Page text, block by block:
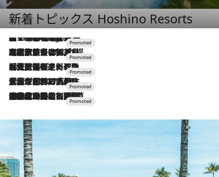
新着トピックス Hoshino Resorts
2 Hours Ago
【トンボの足水浴】ヒノキの香りに包まれて涼感マックス！約13℃の湧水かけ流しを避暑地「星野温泉 トンボの湯」で体験
2026.7.31
【ホテル帰省】という選択肢をOMOが提案。家族とほどよい距離を保つには「昼は実家、夜は気兼ねなくホテルで！」
2026.7.24
【夏限定ディナーコース】旬を迎える稚鮎や花ズッキーニなどをイタリア・トスカーナの郷土料理の手法で満喫！
2026.7.17
「土佐和ハーブかき氷」がOMO7高知に登場！生姜、山椒、大葉など目にも舌にも涼を呼ぶ郷土の味
2026.7.10
NEW OPEN！【界 草津】名湯の地に誕生。趣の異なる2種の温泉と上州ならではの会席・蕎麦割烹など美食を味わう究極の癒やし旅